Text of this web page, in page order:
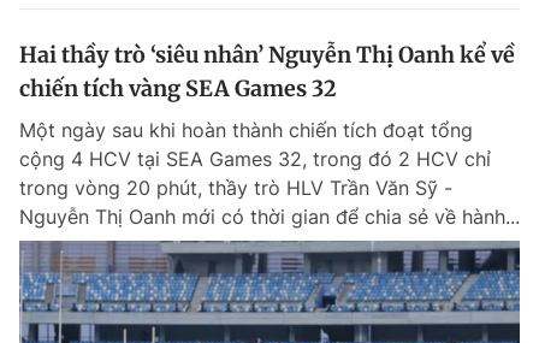
Hai thầy trò ‘siêu nhân’ Nguyễn Thị Oanh kể về
chiến tích vàng SEA Games 32
Một ngày sau khi hoàn thành chiến tích đoạt tổng
cộng 4 HCV tại SEA Games 32, trong đó 2 HCV chỉ
trong vòng 20 phút, thầy trò HLV Trần Văn Sỹ -
Nguyễn Thị Oanh mới có thời gian để chia sẻ về hành...